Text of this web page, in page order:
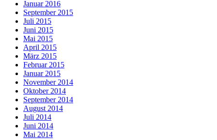
Januar 2016
September 2015
Juli 2015
Juni 2015
Mai 2015
April 2015
März 2015
Februar 2015
Januar 2015
November 2014
Oktober 2014
September 2014
August 2014
Juli 2014
Juni 2014
Mai 2014